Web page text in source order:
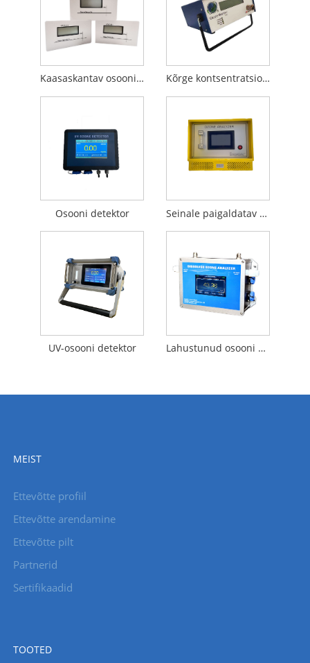
Kaasaskantav osooni gaasidetektor Kõrge kontsentratsiooniga O3 meeter
Osooni detektor Seinale paigaldatav osoonianalüsaator
UV-osooni detektor Lahustunud osooni vee kontsentratsiooni monitor
MEIST
Ettevõtte profiil
Ettevõtte arendamine
Ettevõtte pilt
Partnerid
Sertifikaadid
TOOTED